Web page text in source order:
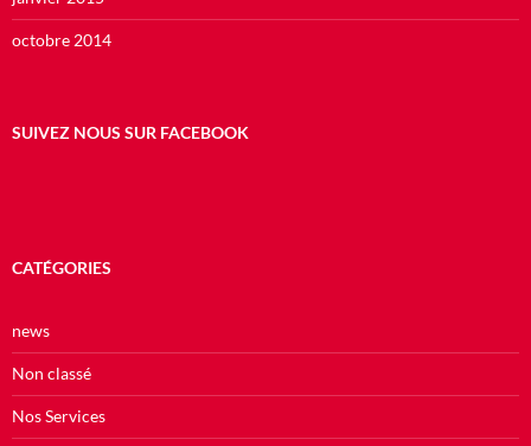
octobre 2014
SUIVEZ NOUS SUR FACEBOOK
CATÉGORIES
news
Non classé
Nos Services